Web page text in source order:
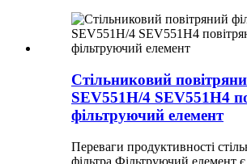
Стільниковий
SEV551H/4 SEV551H4
фільтруючий елемент
Переваги продуктивності
фільтра Фільтруючий елемент